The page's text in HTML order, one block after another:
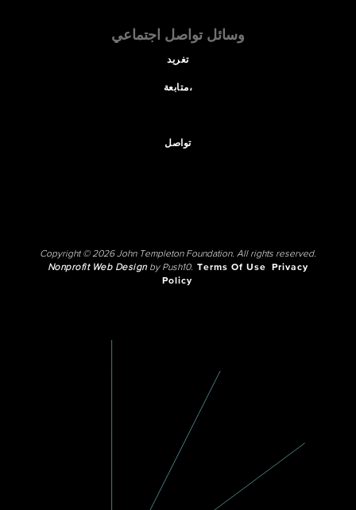
وسائل تواصل اجتماعي
تغريد
متابعة،
تواصل
Copyright © 2026 John Templeton Foundation. All rights reserved.
Nonprofit Web Designby Push10. Terms Of Use
Privacy
Policy